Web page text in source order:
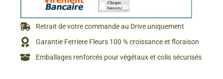
Retrait de votre commande au Drive uniquement
Garantie Ferriere Fleurs 100 % croissance et floraison
Emballages renforcés pour végétaux et colis sécurisés